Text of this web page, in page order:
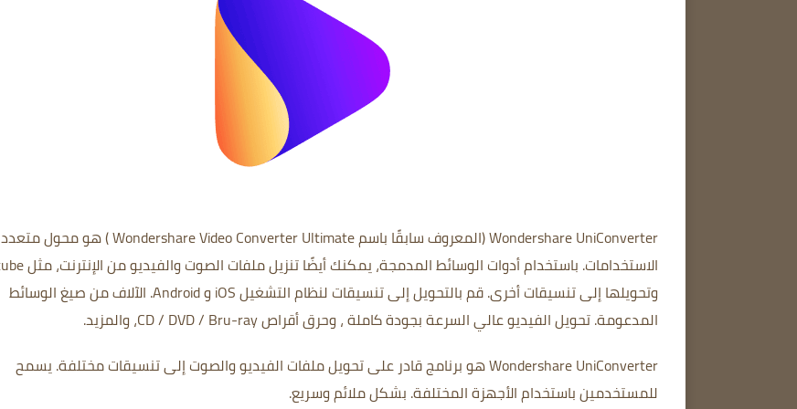
Wondershare UniConverter(المعروف سابقًا باسمWondershare Video Converter Ultimate) هو محول متعدد
الاستخدامات. باستخدام أدوات الوسائط المدمجة،
وتحويلها إلى تنسيقات أخرى.قم بالتحويل إلى تنسيقات لنظام التشغيل iOS و Android.
الآلاف من صيغ الوسائط
المدعومة.تحويل الفيديو عالي السرعة بجودة كاملة، وحرق أقراص CD / DVD / Bru-ray، والمزيد.
Wondershare UniConverter هو برنامج قادر على تحويل ملفات الفيديو والصوت إلى تنسيقات مختلفة.
يسمح
للمستخدمين باستخدام الأجهزة المختلفة. بشكل ملائم وسريع.